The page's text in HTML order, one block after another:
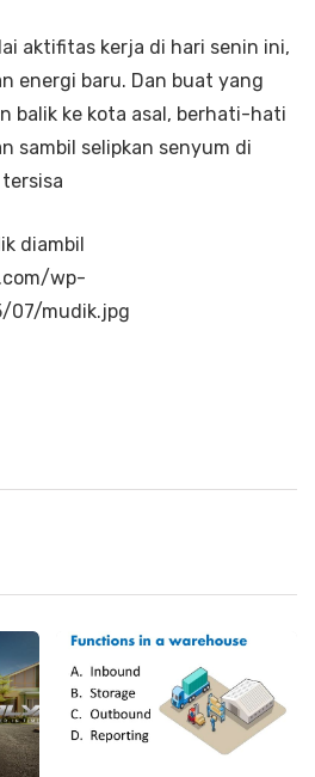
aktifitas kerja di hari senin ini,
energi baru. Dan buat yang
balik ke kota asal, berhati-hati
sambil selipkan senyum di
diambil
wp-
07/mudik.jpg